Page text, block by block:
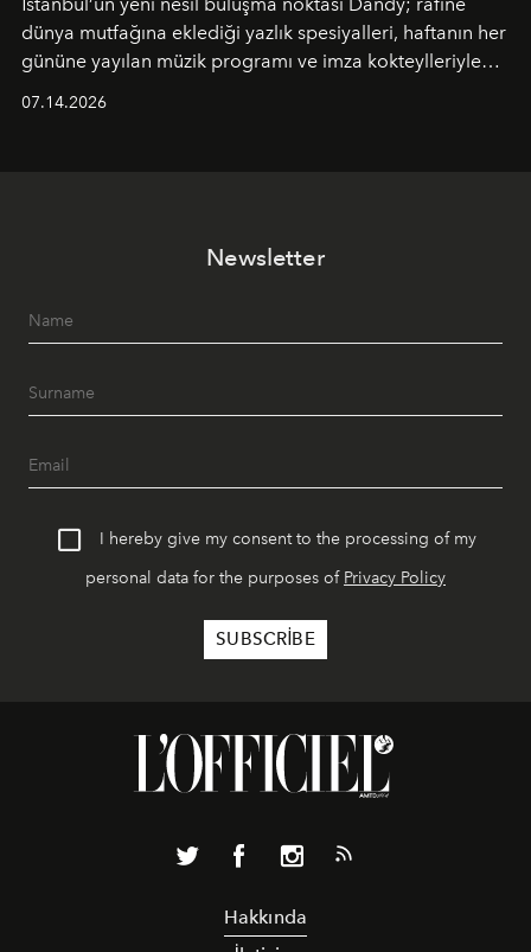
dünya mutfağına eklediği yazlık spesiyalleri, haftanın her
gününe yayılan müzik programı ve imza kokteylleriyle
07.14.2026
Newsletter
I hereby give my consent to the processing of my
personal data for the purposes of Privacy Policy
Hakkında